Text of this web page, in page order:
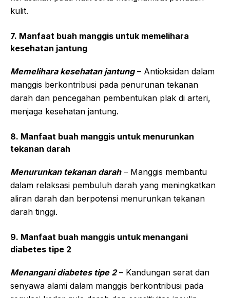
kulit.
7. Manfaat buah manggis untuk memelihara
kesehatan jantung
Memelihara kesehatan jantung– Antioksidan dalam
manggis berkontribusi pada penurunan tekanan
darah dan pencegahan pembentukan plak di arteri,
menjaga kesehatan jantung.
8. Manfaat buah manggis untuk menurunkan
tekanan darah
Menurunkan tekanan darah– Manggis membantu
dalam relaksasi pembuluh darah yang meningkatkan
aliran darah dan berpotensi menurunkan tekanan
darah tinggi.
9. Manfaat buah manggis untuk menangani
diabetes tipe 2
Menangani diabetes tipe 2– Kandungan serat dan
senyawa alami dalam manggis berkontribusi pada